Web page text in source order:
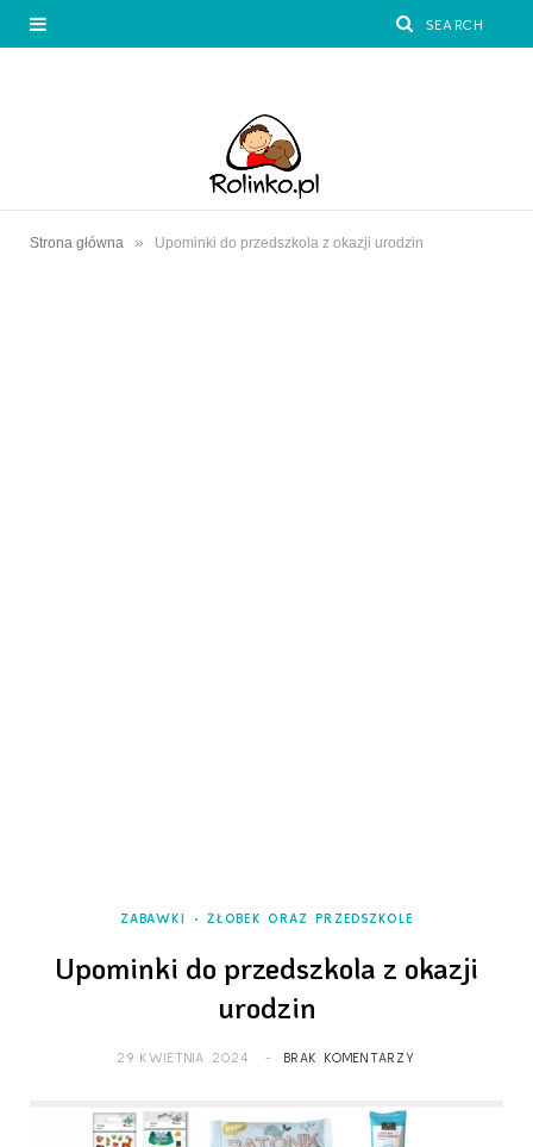
Strona główna » Upominki do przedszkola z okazji urodzin
ZABAWKI ŻŁOBEK ORAZ PRZEDSZKOLE
Upominki do przedszkola z okazji
urodzin
29 KWIETNIA 2024 BRAK KOMENTARZY